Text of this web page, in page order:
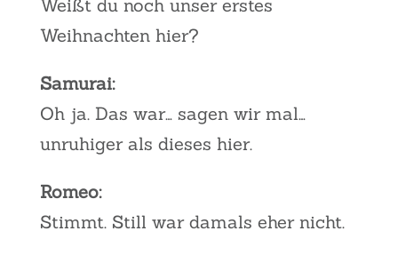
Weißt du noch unser erstes
Weihnachten hier?
Samurai:
Oh ja. Das war… sagen wir mal…
unruhiger als dieses hier.
Romeo:
Stimmt. Still war damals eher nicht.